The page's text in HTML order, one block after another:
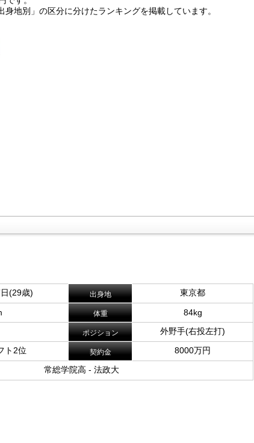
地別」の区分に分けたランキングを掲載しています。
(29歳) 出身地 東京都
体重 84kg
ポジション 外野手(右投左打)
ト2位 契約金 8000万円
常総学院高 - 法政大